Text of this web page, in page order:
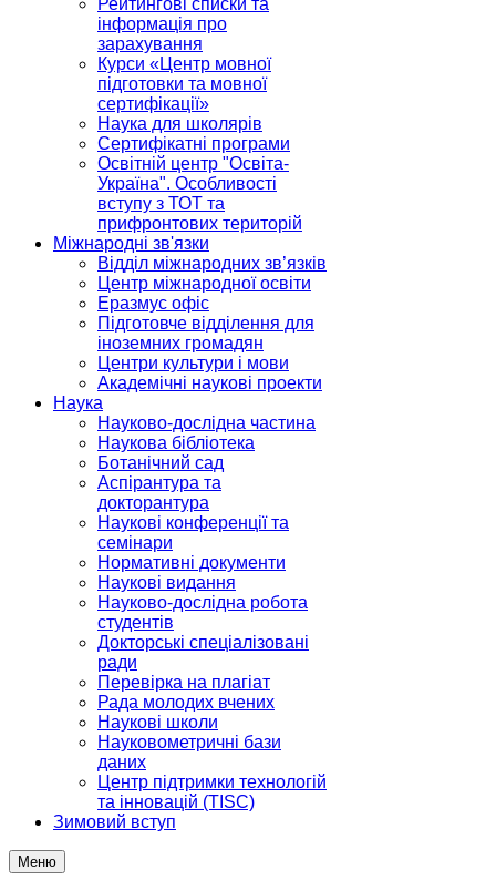
Рейтингові списки та
інформація про
зарахування
Курси «Центр мовної
підготовки та мовної
сертифікації»
Наука для школярів
Сертифікатні програми
Освітній центр "Освіта-
Україна". Особливості
вступу з ТОТ та
прифронтових територій
Міжнародні зв'язки
Відділ міжнародних зв’язків
Центр міжнародної освіти
Еразмус офіс
Підготовче відділення для
іноземних громадян
Центри культури і мови
Академічні наукові проекти
Наука
Науково-дослідна частина
Наукова бібліотека
Ботанічний сад
Аспірантура та
докторантура
Наукові конференції та
семінари
Нормативні документи
Наукові видання
Науково-дослідна робота
студентів
Докторські спеціалізовані
ради
Перевірка на плагіат
Рада молодих вчених
Наукові школи
Науковометричні бази
даних
Центр підтримки технологій
та інновацій (TISC)
Зимовий вступ
Меню